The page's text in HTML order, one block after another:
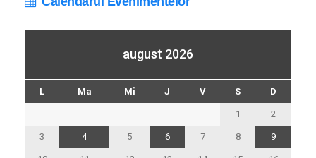
august 2026
L Ma Mi J V S D
1 2
3 4 5 6 7 8 9